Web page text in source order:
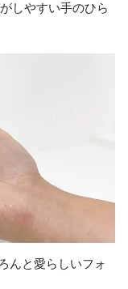
しやすい手のひら
んと愛らしいフォ